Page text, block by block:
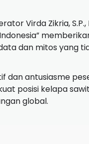
Virda Zikria,
dan mitos yang
dan antusiasme
posisi kelapa
global.